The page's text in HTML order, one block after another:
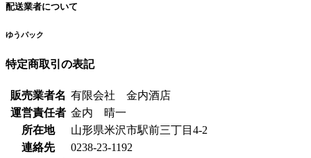
配送業者について
ゆうパック
特定商取引の表記
販売業者名 有限会社 金内酒店
運営責任者 金内 晴一
所在地
山形県米沢市駅前三丁目4-2
連絡先
0238-23-1192